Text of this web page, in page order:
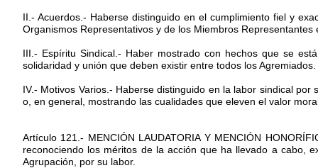
II.- Acuerdos.- Haberse distinguido en el cumplimiento fiel y
Organismos Representativos y de los Miembros
III.- Espíritu Sindical.- Haber mostrado con hechos que se
solidaridad y unión que deben existir entre todos los Agremiados.
IV.- Motivos Varios.- Haberse distinguido en la labor sindical
o, en general, mostrando las cualidades que eleven el valor
Artículo 121.- MENCIÓN LAUDATORIA Y MENCIÓN
reconociendo los méritos de la acción que ha llevado a cabo,
Agrupación, por su labor.